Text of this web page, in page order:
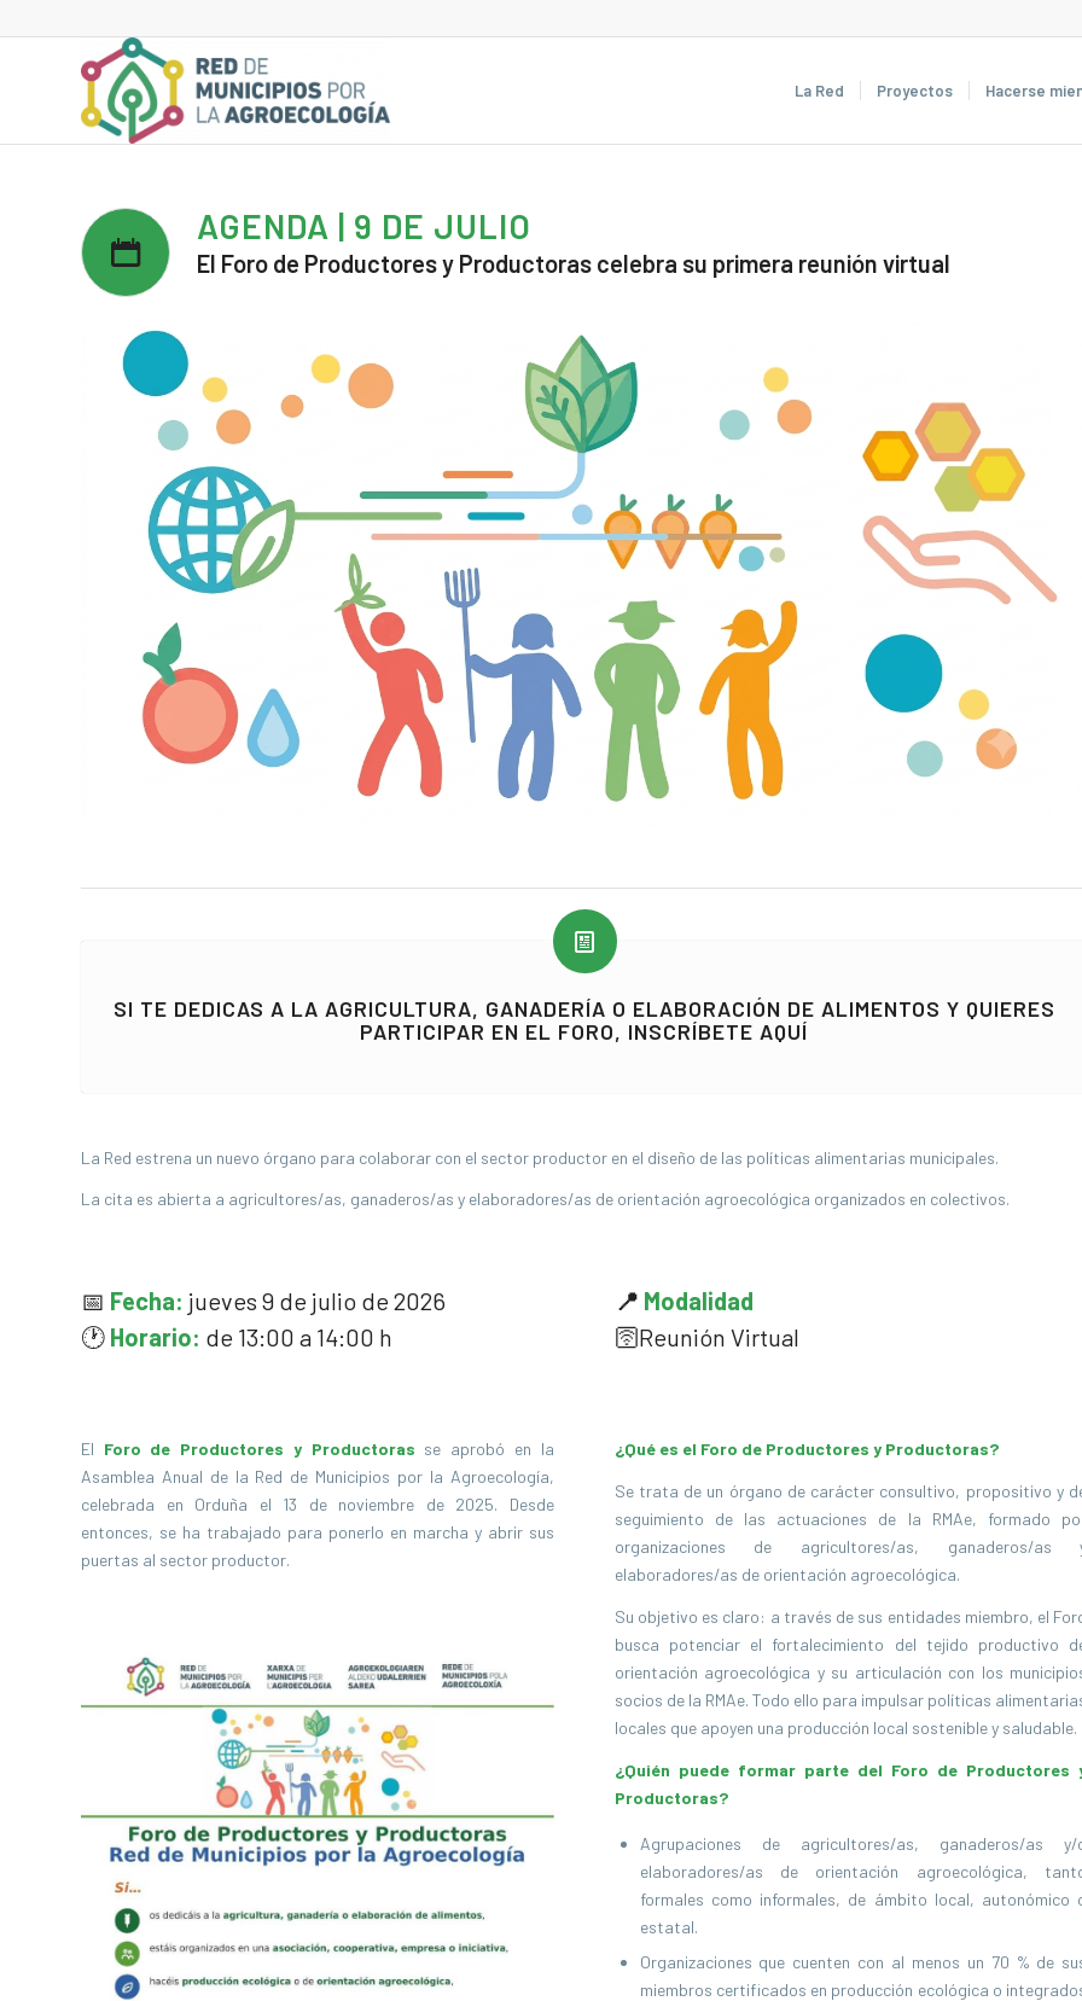
La Red Proyectos Hacerse
AGENDA | 9 DE JULIO
El Foro de Productores y Productoras celebra su primera reunión virtual
SI TE DEDICAS A LA AGRICULTURA, GANADERÍA O ELABORACIÓN DE ALIMENTOS Y QUIERES
PARTICIPAR EN EL FORO, INSCRÍBETE AQUÍ
La Red estrena un nuevo órgano para colaborar con el sector productor en el diseño de las políticas alimentarias municipales.
La cita es abierta a agricultores/as, ganaderos/as y elaboradores/as de orientación agroecológica organizados en colectivos.
📅 Fecha: jueves 9 de julio de 2026
🕐 Horario: de 13:00 a 14:00 h
El Foro de Productores y Productoras se aprobó en la
Asamblea Anual de la Red de Municipios por la Agroecología,
celebrada en Orduña el 13 de noviembre de 2025. Desde
entonces, se ha trabajado para ponerlo en marcha y abrir sus
puertas al sector productor.
📍 Modalidad
🛜Reunión Virtual
¿Qué es el Foro de Productores y Productoras?
Se trata de un órgano de carácter consultivo, propositivo y
seguimiento de las actuaciones de la RMAe, formado
organizaciones de agricultores/as, ganaderos/as
elaboradores/as de orientación agroecológica.
Su objetivo es claro: a través de sus entidades miembro, el
busca potenciar el fortalecimiento del tejido productivo
orientación agroecológica y su articulación con los
socios de la RMAe. Todo ello para impulsar políticas
locales que apoyen una producción local sostenible y saludable.
¿Quién puede formar parte del Foro de Productores
Productoras?
Agrupaciones de agricultores/as, ganaderos/as y/
elaboradores/as de orientación agroecológica,
formales como informales, de ámbito local, autonómico
estatal.
Organizaciones que cuenten con al menos un 70 % de
miembros certificados en producción ecológica o